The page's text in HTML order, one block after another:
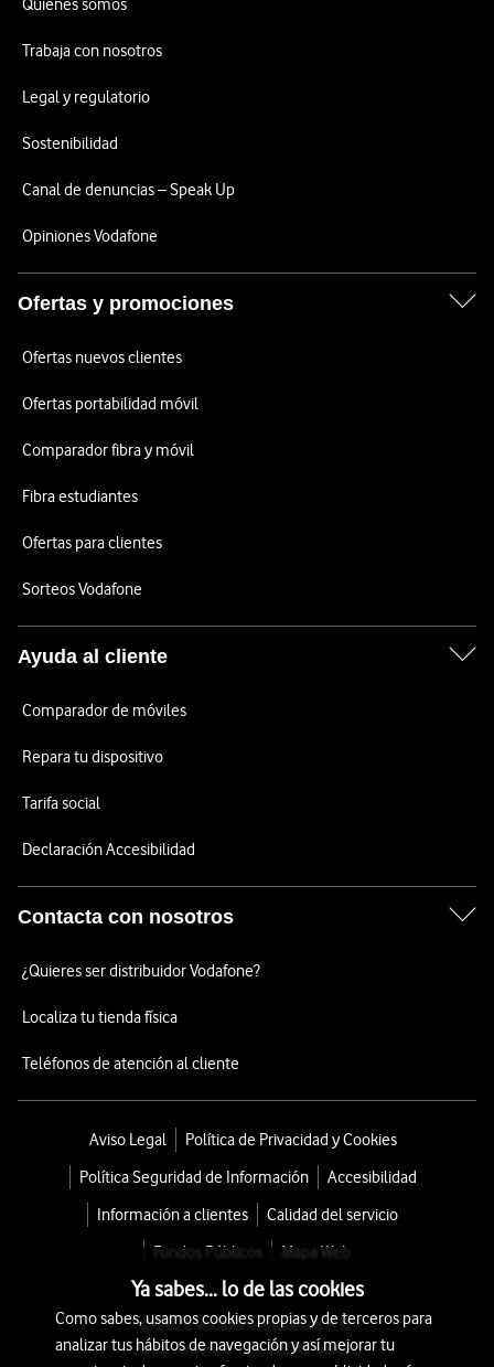
Quiénes somos
Trabaja con nosotros
Legal y regulatorio
Sostenibilidad
Canal de denuncias – Speak Up
Opiniones Vodafone
Ofertas y promociones
Ofertas nuevos clientes
Ofertas portabilidad móvil
Comparador fibra y móvil
Fibra estudiantes
Ofertas para clientes
Sorteos Vodafone
Ayuda al cliente
Comparador de móviles
Repara tu dispositivo
Tarifa social
Declaración Accesibilidad
Contacta con nosotros
¿Quieres ser distribuidor Vodafone?
Localiza tu tienda física
Teléfonos de atención al cliente
Aviso Legal
Política de Privacidad y Cookies
Política Seguridad de Información
Accesibilidad
Información a clientes
Calidad del servicio
Fondos Públicos
Mapa Web
© 2026 Vodafone España S.A.U.
Avda. América 115, 28042 Madrid
Ya sabes... lo de las cookies
Como sabes, usamos cookies propias y de terceros para
analizar tus hábitos de navegación y así mejorar tu